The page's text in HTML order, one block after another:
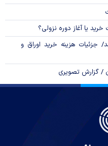
هزینه خرید اوراق و
/ گزارش تصویری